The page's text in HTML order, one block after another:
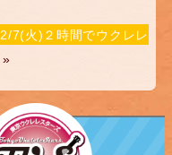
2/7(火)２時間でウクレレ
»